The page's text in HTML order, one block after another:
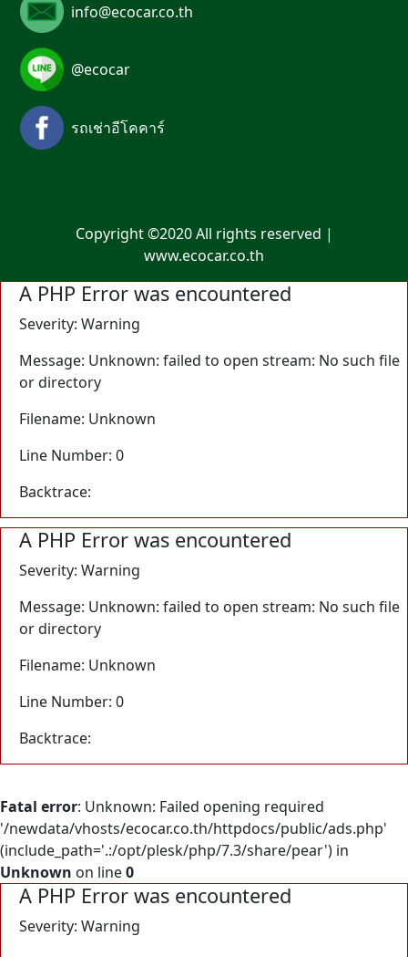
info@ecocar.co.th
@ecocar
รถเช่าอีโคคาร์
Copyright ©2020 All rights reserved |
www.ecocar.co.th
A PHP Error was encountered
Severity: Warning
Message: Unknown: failed to open stream: No such file
or directory
Filename: Unknown
Line Number: 0
Backtrace:
A PHP Error was encountered
Severity: Warning
Message: Unknown: failed to open stream: No such file
or directory
Filename: Unknown
Line Number: 0
Backtrace:
Fatal error: Unknown: Failed opening required
'/newdata/vhosts/ecocar.co.th/httpdocs/public/ads.php'
(include_path='.:/opt/plesk/php/7.3/share/pear') in
Unknown on line0
A PHP Error was encountered
Severity: Warning